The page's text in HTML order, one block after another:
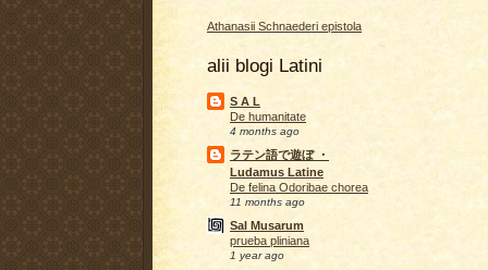
Athanasii Schnaederi epistola
alii blogi Latini
S A L
De humanitate
4 months ago
ラテン語で遊ぼ ・
Ludamus Latine
De felina Odoribae chorea
11 months ago
Sal Musarum
prueba pliniana
1 year ago